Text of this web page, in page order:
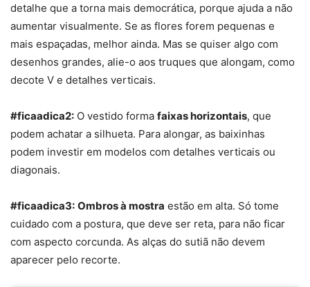
detalhe que a torna mais democrática, porque ajuda a não
aumentar visualmente. Se as flores forem pequenas e
mais espaçadas, melhor ainda. Mas se quiser algo com
desenhos grandes, alie-o aos truques que alongam, como
decote V e detalhes verticais.
#ficaadica2: O vestido forma faixas horizontais, que
podem achatar a silhueta. Para alongar, as baixinhas
podem investir em modelos com detalhes verticais ou
diagonais.
#ficaadica3: Ombros à mostra estão em alta. Só tome
cuidado com a postura, que deve ser reta, para não ficar
com aspecto corcunda. As alças do sutiã não devem
aparecer pelo recorte.